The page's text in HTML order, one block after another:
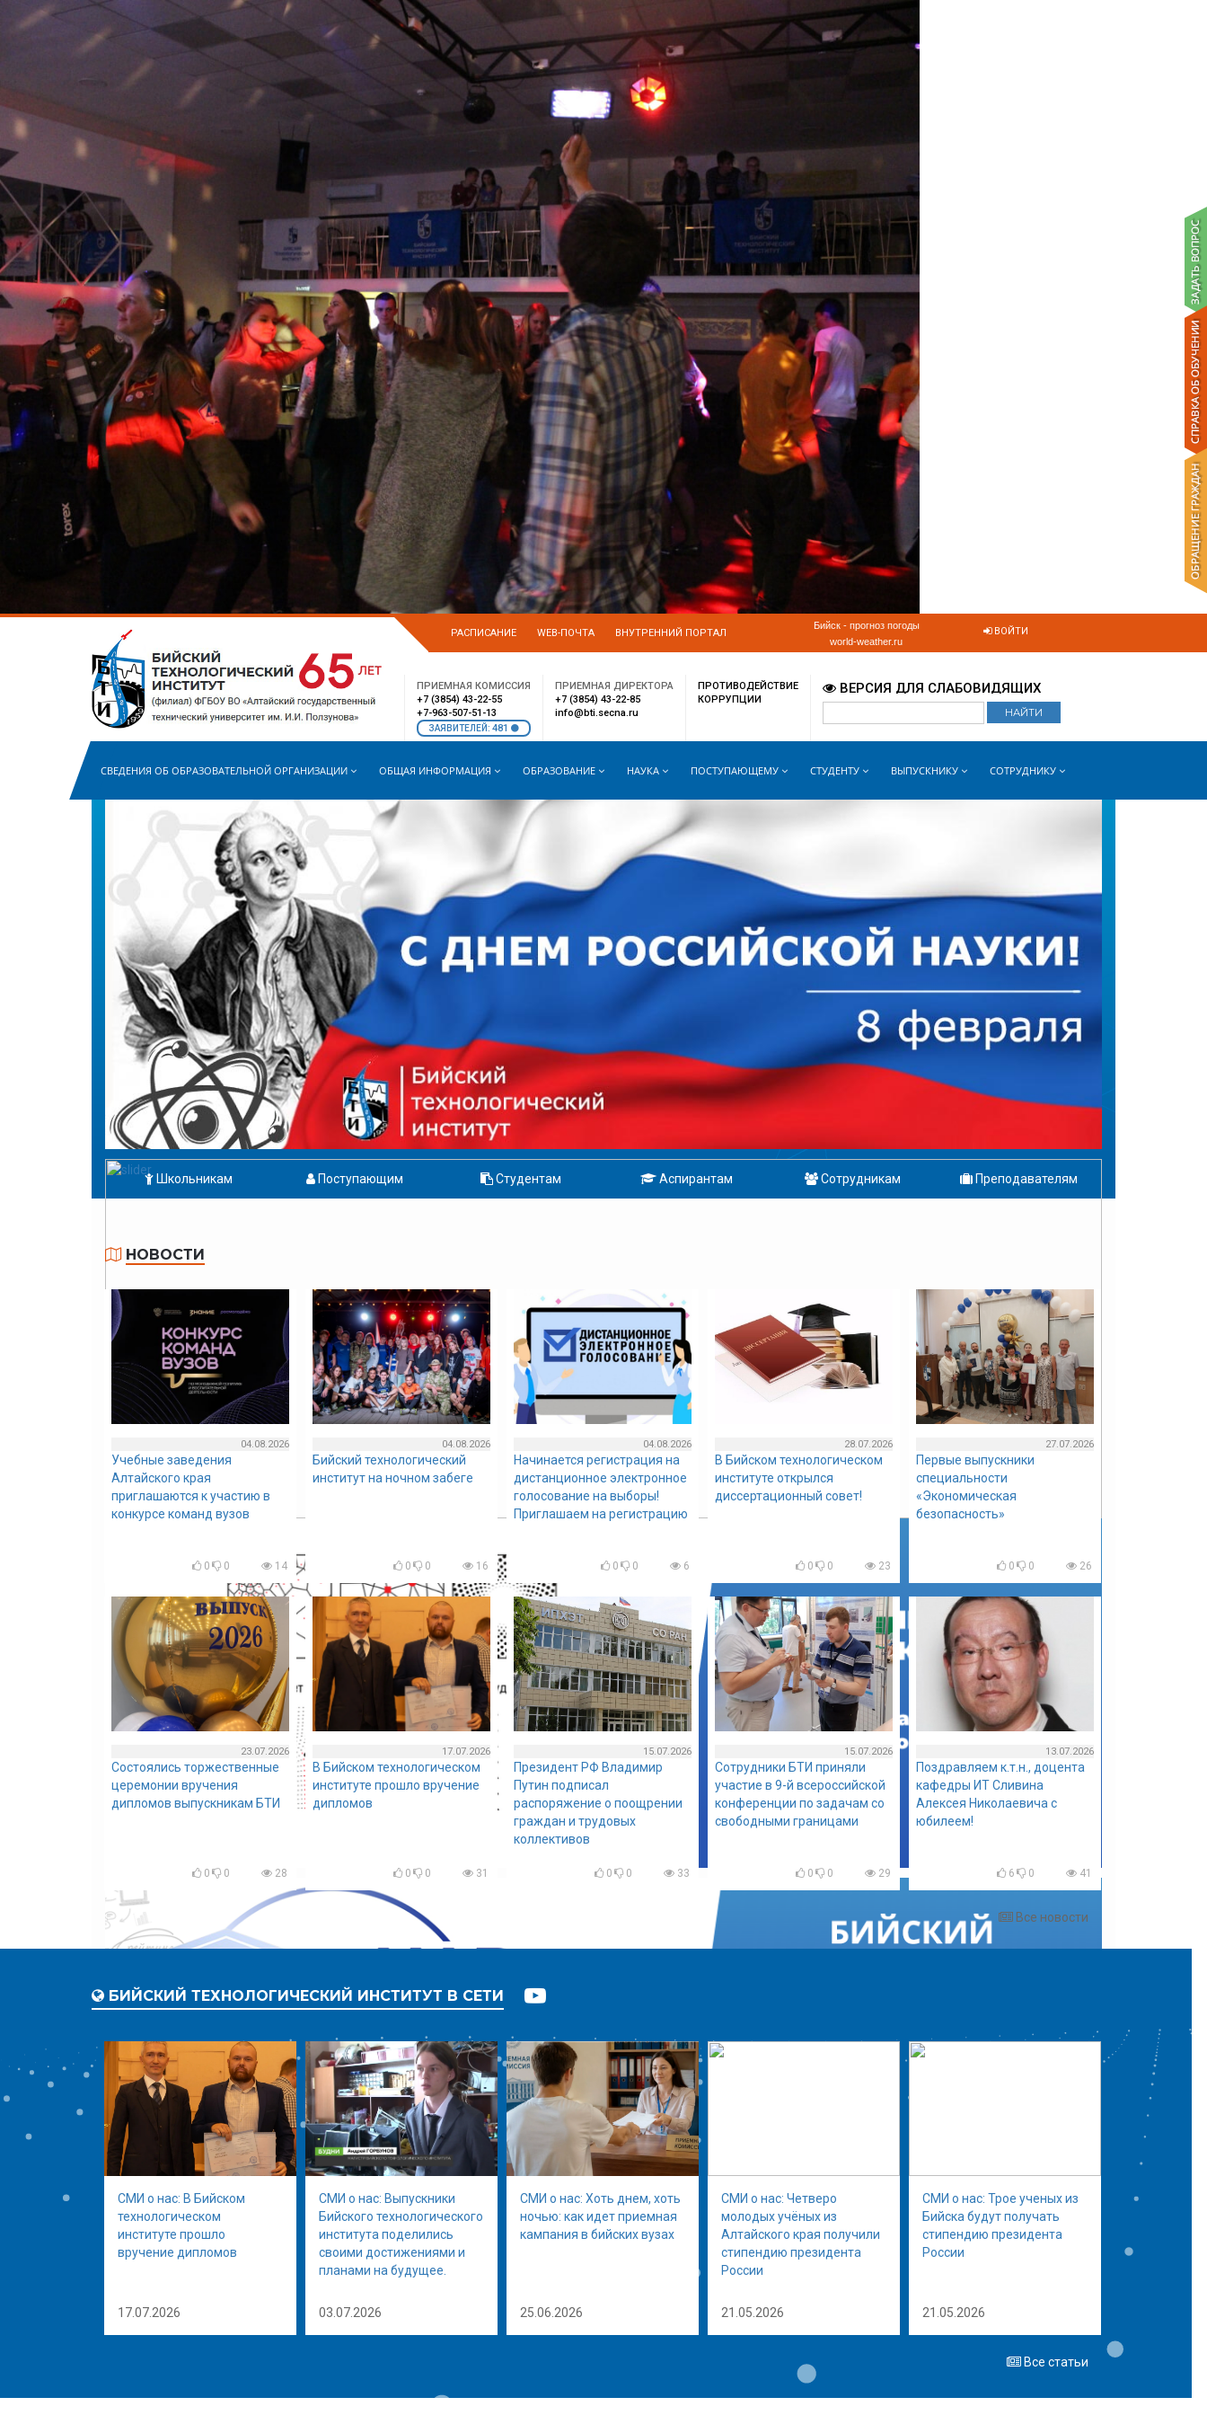
РАСПИСАНИЕ WEB-ПОЧТА ВНУТРЕННИЙ ПОРТАЛ
Бийск - прогноз погоды
world-weather.ru
ВОЙТИ
ПРИЕМНАЯ КОМИССИЯ
+7 (3854) 43-22-55
+7-963-507-51-13
ЗАЯВИТЕЛЕЙ: 481
ПРИЕМНАЯ ДИРЕКТОРА
+7 (3854) 43-22-85
info@bti.secna.ru
ПРОТИВОДЕЙСТВИЕ
КОРРУПЦИИ
ВЕРСИЯ ДЛЯ СЛАБОВИДЯЩИХ
СВЕДЕНИЯ ОБ ОБРАЗОВАТЕЛЬНОЙ ОРГАНИЗАЦИИ ОБЩАЯ ИНФОРМАЦИЯ ОБРАЗОВАНИЕ НАУКА ПОСТУПАЮЩЕМУ СТУДЕНТУ ВЫПУСКНИКУ СОТРУДНИКУ
Школьникам Поступающим Студентам Аспирантам Сотрудникам Преподавателям
НОВОСТИ
04.08.2026
Учебные заведения
Алтайского края
приглашаются к участию в
конкурсе команд вузов
0 0 14
04.08.2026
Бийский технологический
институт на ночном забеге
0 0 16
04.08.2026
Начинается регистрация на
дистанционное электронное
голосование на выборы!
Приглашаем на регистрацию
0 0 6
28.07.2026
В Бийском технологическом
институте открылся
диссертационный совет!
0 0 23
27.07.2026
Первые выпускники
специальности
«Экономическая
безопасность»
0 0 26
23.07.2026
Состоялись торжественные
церемонии вручения
дипломов выпускникам БТИ
0 0 28
17.07.2026
В Бийском технологическом
институте прошло вручение
дипломов
0 0 31
15.07.2026
Президент РФ Владимир
Путин подписал
распоряжение о поощрении
граждан и трудовых
коллективов
0 0 33
15.07.2026
Сотрудники БТИ приняли
участие в 9-й всероссийской
конференции по задачам со
свободными границами
0 0 29
13.07.2026
Поздравляем к.т.н., доцента
кафедры ИТ Сливина
Алексея Николаевича с
юбилеем!
6 0 41
Все новости
БИЙСКИЙ ТЕХНОЛОГИЧЕСКИЙ ИНСТИТУТ В СЕТИ
СМИ о нас: В Бийском
технологическом
институте прошло
вручение дипломов
17.07.2026
СМИ о нас: Выпускники
Бийского технологического
института поделились
своими достижениями и
планами на будущее.
03.07.2026
СМИ о нас: Хоть днем, хоть
ночью: как идет приемная
кампания в бийских вузах
25.06.2026
СМИ о нас: Четверо
молодых учёных из
Алтайского края получили
стипендию президента
России
21.05.2026
СМИ о нас: Трое ученых из
Бийска будут получать
стипендию президента
России
21.05.2026
Все статьи